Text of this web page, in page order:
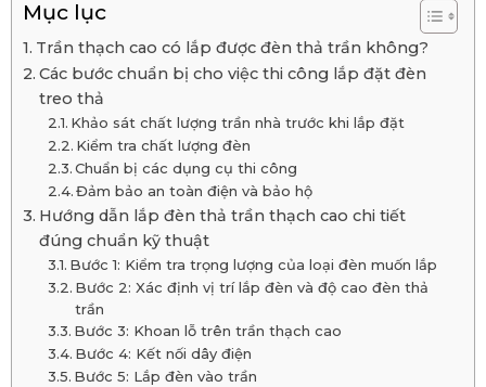
Mục lục
Trần thạch cao có lắp được đèn thả trần không?
Các bước chuẩn bị cho việc thi công lắp đặt đèn
treo thả
Khảo sát chất lượng trần nhà trước khi lắp đặt
Kiểm tra chất lượng đèn
Chuẩn bị các dụng cụ thi công
Đảm bảo an toàn điện và bảo hộ
Hướng dẫn lắp đèn thả trần thạch cao chi tiết
đúng chuẩn kỹ thuật
Bước 1: Kiểm tra trọng lượng của loại đèn muốn lắp
Bước 2: Xác định vị trí lắp đèn và độ cao đèn thả
trần
Bước 3: Khoan lỗ trên trần thạch cao
Bước 4: Kết nối dây điện
Bước 5: Lắp đèn vào trần